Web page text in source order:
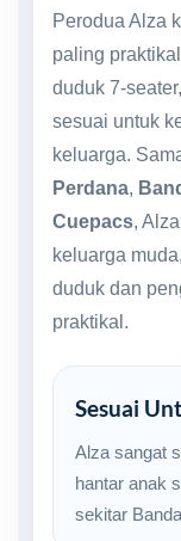
Perodua Alza
paling
duduk 7-
sesuai untuk
keluarga.
Perdana,
Cuepacs,
keluarga
duduk dan
praktikal.
Sesuai
Alza sangat
hantar anak
sekitar